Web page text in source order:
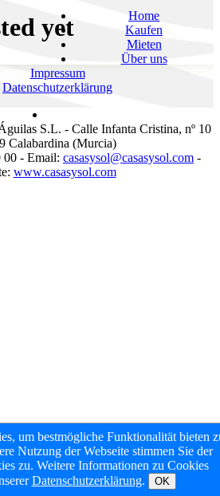
yet
Home
Kaufen
Mieten
Über uns
Impressum
Datenschutzerklärung
S.L. - Calle Infanta Cristina, nº 10
Calabardina (Murcia)
- Email: casasysol@casasysol.com -
www.casasysol.com
um bestmögliche Funktionalität bieten
Nutzung der Webseite stimmen Sie der
zu. Weitere Informationen zu Cookies
Datenschutzerklärung. OK